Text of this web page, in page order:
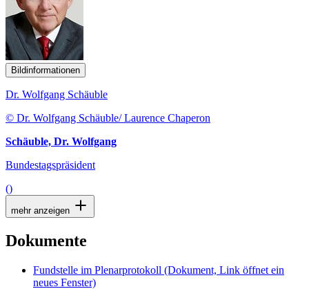
Bildinformationen
Dr. Wolfgang Schäuble
© Dr. Wolfgang Schäuble/ Laurence Chaperon
Schäuble, Dr. Wolfgang
Bundestagspräsident
()
mehr anzeigen
Dokumente
Fundstelle im Plenarprotokoll (Dokument, Link öffnet ein
neues Fenster)